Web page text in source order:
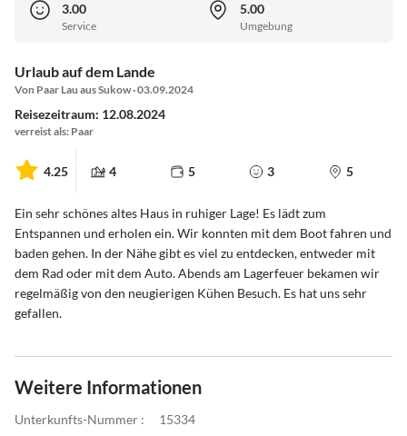
3.00
Service
5.00
Umgebung
Urlaub auf dem Lande
Von Paar Lau aus Sukow · 03.09.2024
Reisezeitraum: 12.08.2024
verreist als: Paar
4.25 4 5 3 5
Ein sehr schönes altes Haus in ruhiger Lage! Es lädt zum
Entspannen und erholen ein. Wir konnten mit dem Boot fahren und
baden gehen. In der Nähe gibt es viel zu entdecken, entweder mit
dem Rad oder mit dem Auto. Abends am Lagerfeuer bekamen wir
regelmäßig von den neugierigen Kühen Besuch. Es hat uns sehr
gefallen.
Weitere Informationen
Unterkunfts-Nummer : 15334